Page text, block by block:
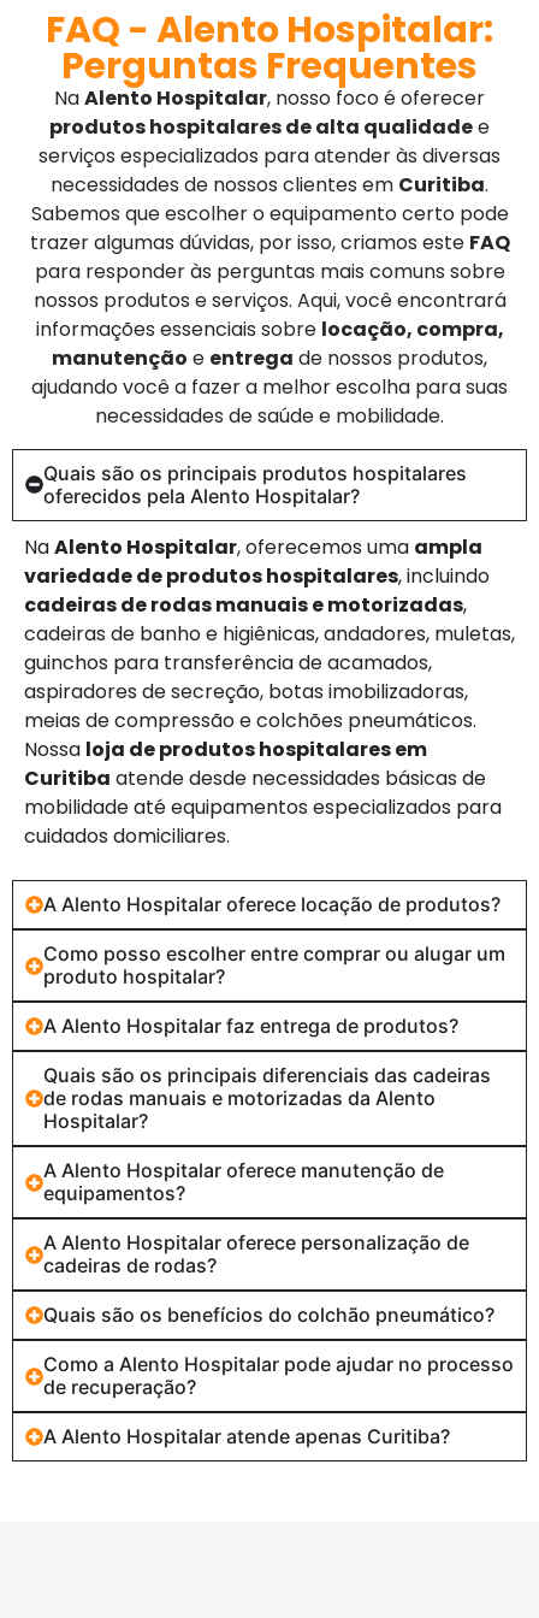
FAQ - Alento Hospitalar:
Perguntas Frequentes
NaAlento Hospitalar, nosso foco é oferecer
produtos hospitalares de alta qualidadee
serviços especializados para atender às diversas
necessidades de nossos clientes em Curitiba.
Sabemos que escolher o equipamento certo pode
trazer algumas dúvidas, por isso, criamos este FAQ
para responder às perguntas mais comuns sobre
nossos produtos e serviços. Aqui, você encontrará
informações essenciais sobre locação, compra,
manutenção e entrega de nossos produtos,
ajudando você a fazer a melhor escolha para suas
necessidades de saúde e mobilidade.
Quais são os principais produtos hospitalares
oferecidos pela Alento Hospitalar?
NaAlento Hospitalar, oferecemos uma ampla
variedade de produtos hospitalares, incluindo
cadeiras de rodas manuais e motorizadas,
cadeiras de banho e higiênicas, andadores, muletas,
guinchos para transferência de acamados,
aspiradores de secreção, botas imobilizadoras,
meias de compressão e colchões pneumáticos.
Nossa loja de produtos hospitalares em
Curitiba atende desde necessidades básicas de
mobilidade até equipamentos especializados para
cuidados domiciliares.
A Alento Hospitalar oferece locação de produtos?
Como posso escolher entre comprar ou alugar um
produto hospitalar?
A Alento Hospitalar faz entrega de produtos?
Quais são os principais diferenciais das cadeiras
de rodas manuais e motorizadas da Alento
Hospitalar?
A Alento Hospitalar oferece manutenção de
equipamentos?
A Alento Hospitalar oferece personalização de
cadeiras de rodas?
Quais são os benefícios do colchão pneumático?
Como a Alento Hospitalar pode ajudar no processo
de recuperação?
A Alento Hospitalar atende apenas Curitiba?